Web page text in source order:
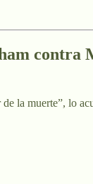
contra
la muerte”, lo